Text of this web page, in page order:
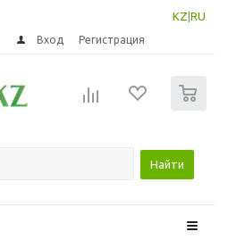
KZ RU
Вход Регистрация
Найти